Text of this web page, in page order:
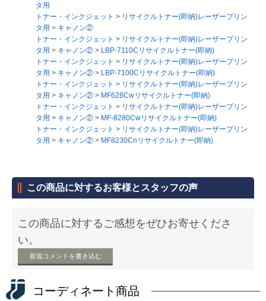
タ用
トナー・インクジェット > リサイクルトナー(即納)レーザープリン
タ用 > キャノン②
トナー・インクジェット > リサイクルトナー(即納)レーザープリン
タ用 > キャノン② > LBP-7110Cリサイクルトナー(即納)
トナー・インクジェット > リサイクルトナー(即納)レーザープリン
タ用 > キャノン② > LBP-7100Cリサイクルトナー(即納)
トナー・インクジェット > リサイクルトナー(即納)レーザープリン
タ用 > キャノン② > MF628Cwリサイクルトナー(即納)
トナー・インクジェット > リサイクルトナー(即納)レーザープリン
タ用 > キャノン② > MF-8280Cwリサイクルトナー(即納)
トナー・インクジェット > リサイクルトナー(即納)レーザープリン
タ用 > キャノン② > MF8230Cnリサイクルトナー(即納)
この商品に対するお客様とスタッフの声
この商品に対するご感想をぜひお寄せくださ
い。
新規コメントを書き込む
コーディネート商品